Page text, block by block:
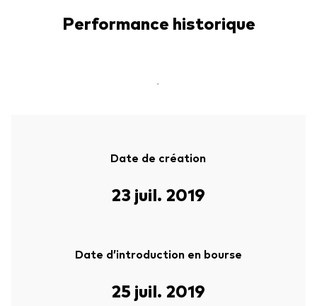
Performance historique
-
Date de création
23 juil. 2019
Date d’introduction en bourse
25 juil. 2019